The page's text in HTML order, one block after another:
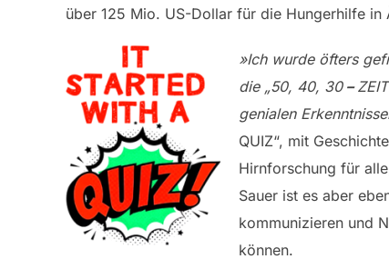
über 125 Mio. US-Dollar für die Hungerhilfe
»Ich wurde öfters
die „50, 40, 30–
genialen
QUIZ“, mit
Hirnforschung für
Sauer ist es aber
kommunizieren und
können.